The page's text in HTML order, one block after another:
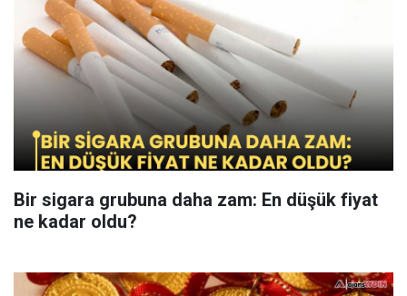
Bir sigara grubuna daha zam: En düşük fiyat
ne kadar oldu?